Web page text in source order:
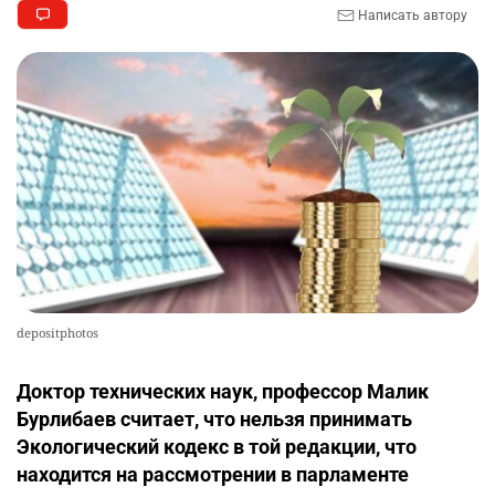
💻 В школах Казахстана изменили название и
содержание некоторых предметов
2452 3 19
Написать автору
depositphotos
Доктор технических наук, профессор Малик
Бурлибаев считает, что нельзя принимать
Экологический кодекс в той редакции, что
находится на рассмотрении в парламенте